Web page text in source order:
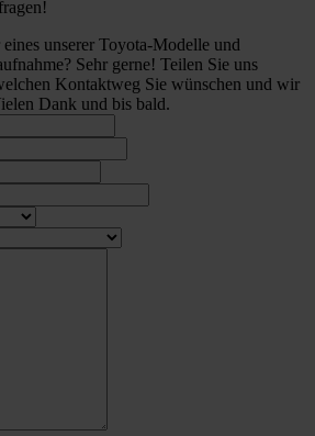
unserer Toyota-Modelle und
Sehr gerne! Teilen Sie uns
Kontaktweg Sie wünschen und wir
Dank und bis bald.